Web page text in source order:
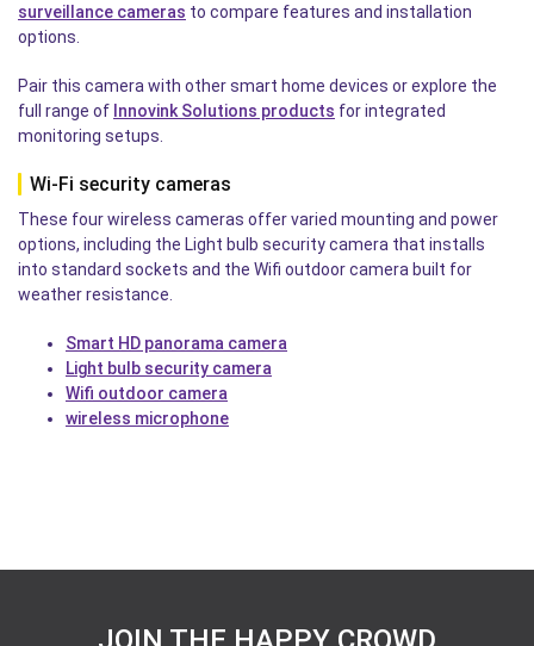
surveillance cameras to compare features and installation
options.
Pair this camera with other smart home devices or explore the
full range of Innovink Solutions products for integrated
monitoring setups.
Wi-Fi security cameras
These four wireless cameras offer varied mounting and power
options, including the Light bulb security camera that installs
into standard sockets and the Wifi outdoor camera built for
weather resistance.
Smart HD panorama camera
Light bulb security camera
Wifi outdoor camera
wireless microphone